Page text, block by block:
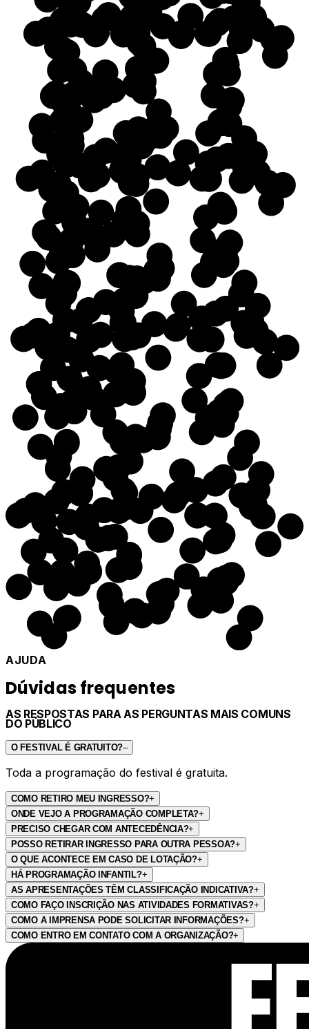
AJUDA
Dúvidas frequentes
AS RESPOSTAS PARA AS PERGUNTAS MAIS COMUNS
DO PÚBLICO
O FESTIVAL É GRATUITO?–
Toda a programação do festival é gratuita.
COMO RETIRO MEU INGRESSO?+
ONDE VEJO A PROGRAMAÇÃO COMPLETA?+
PRECISO CHEGAR COM ANTECEDÊNCIA?+
POSSO RETIRAR INGRESSO PARA OUTRA PESSOA?+
O QUE ACONTECE EM CASO DE LOTAÇÃO?+
HÁ PROGRAMAÇÃO INFANTIL?+
AS APRESENTAÇÕES TÊM CLASSIFICAÇÃO INDICATIVA?+
COMO FAÇO INSCRIÇÃO NAS ATIVIDADES FORMATIVAS?+
COMO A IMPRENSA PODE SOLICITAR INFORMAÇÕES?+
COMO ENTRO EM CONTATO COM A ORGANIZAÇÃO?+